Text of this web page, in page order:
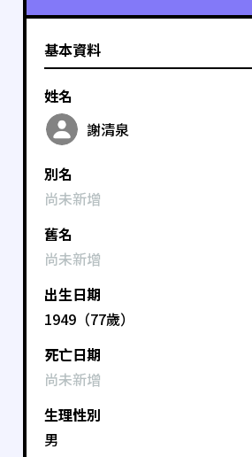
基本資料
姓名
謝清泉
別名
尚未新增
舊名
尚未新增
出生日期
1949（77歲）
死亡日期
尚未新增
生理性別
男